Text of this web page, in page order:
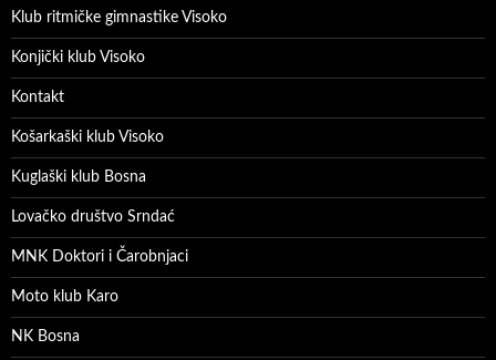
Klub ritmičke gimnastike Visoko
Konjički klub Visoko
Kontakt
Košarkaški klub Visoko
Kuglaški klub Bosna
Lovačko društvo Srndać
MNK Doktori i Čarobnjaci
Moto klub Karo
NK Bosna